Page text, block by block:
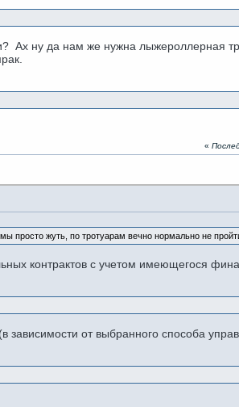
Ах ну да нам же нужна лыжероллерная
«
просто жуть, по тротуарам вечно нормально не
контрактов с учетом имеющегося
от выбранного способа